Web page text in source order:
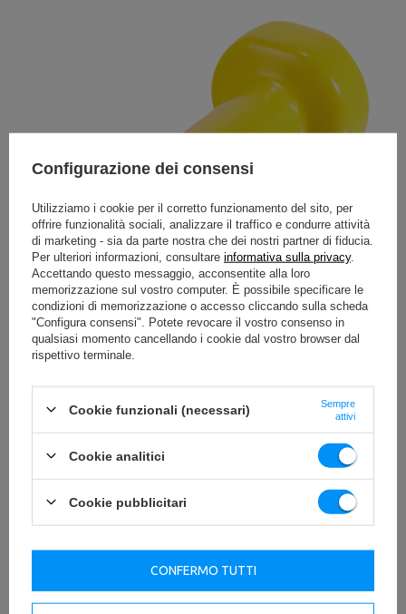
Configurazione dei consensi
Utilizziamo i cookie per il corretto funzionamento del sito, per
offrire funzionalità sociali, analizzare il traffico e condurre attività
di marketing - sia da parte nostra che dei nostri partner di fiducia.
Per ulteriori informazioni, consultare informativa sulla privacy.
Accettando questo messaggio, acconsentite alla loro
memorizzazione sul vostro computer. È possibile specificare le
condizioni di memorizzazione o accesso cliccando sulla scheda
"Configura consensi". Potete revocare il vostro consenso in
qualsiasi momento cancellando i cookie dal vostro browser dal
rispettivo terminale.
Cookie funzionali (necessari)
Sempre
attivi
Cookie analitici
Cookie pubblicitari
CONFERMO TUTTI